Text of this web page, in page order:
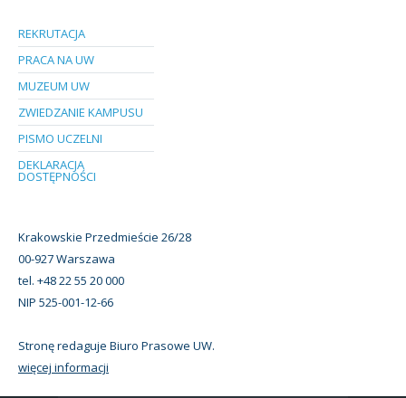
REKRUTACJA
PRACA NA UW
MUZEUM UW
ZWIEDZANIE KAMPUSU
PISMO UCZELNI
DEKLARACJA
DOSTĘPNOŚCI
Krakowskie Przedmieście 26/28
00-927 Warszawa
tel. +48 22 55 20 000
NIP 525-001-12-66
Stronę redaguje Biuro Prasowe UW.
więcej informacji